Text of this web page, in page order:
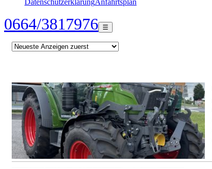
DatenschutzerklärungAnfahrtsplan
0664/3817976 ☰